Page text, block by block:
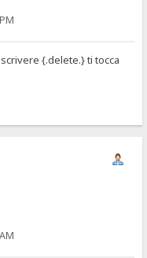
{.delete.} ti tocca